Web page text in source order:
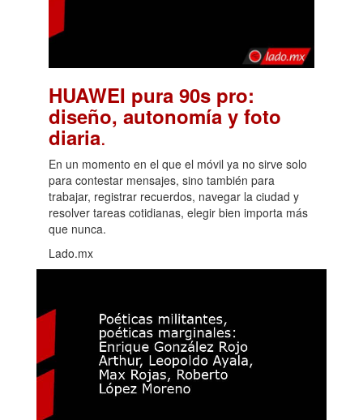
HUAWEI pura 90s pro:
diseño, autonomía y foto
diaria.
En un momento en el que el móvil ya no sirve solo
para contestar mensajes, sino también para
trabajar, registrar recuerdos, navegar la ciudad y
resolver tareas cotidianas, elegir bien importa más
que nunca.
Lado.mx